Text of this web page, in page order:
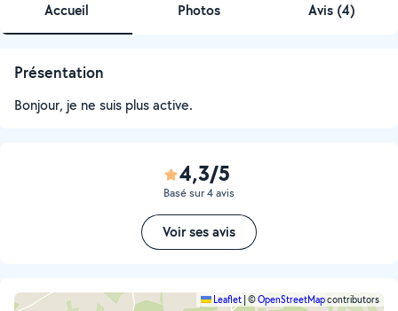
Accueil Photos Avis (4)
Présentation
Bonjour, je ne suis plus active.
4,3/5
Basé sur 4 avis
Voir ses avis
Leaflet| ©OpenStreetMapcontributors